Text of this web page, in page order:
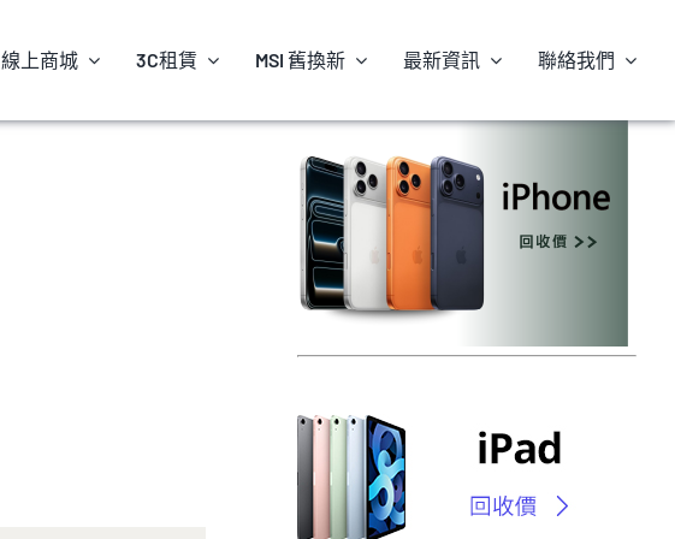
線上商城 3C租賃 MSI 舊換新 最新資訊 聯絡我們